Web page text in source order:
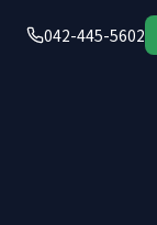
042-445-5602